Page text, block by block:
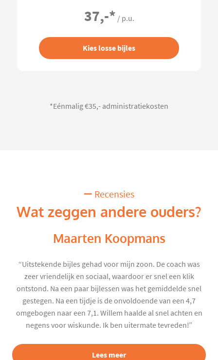
37,-* / p.u.
Kies losse bijles
*Eénmalig €35,- administratiekosten
Recensies
Wat zeggen andere ouders?
Maarten Koopmans
“Uitstekende bijles gehad voor mijn zoon. De coach was
zeer vriendelijk en sociaal, waardoor er snel een klik
ontstond. Na een paar bijlessen was het gemiddelde snel
gestegen. Na een tijdje is de onvoldoende van een 4,7
omgebogen naar een 7,1. Willem haalde al snel achten en
negens voor wiskunde. Ik ben uitermate tevreden!”
Lees meer